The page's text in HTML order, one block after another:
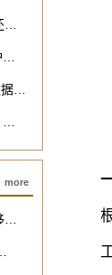
…
…
more
…
一
根
工